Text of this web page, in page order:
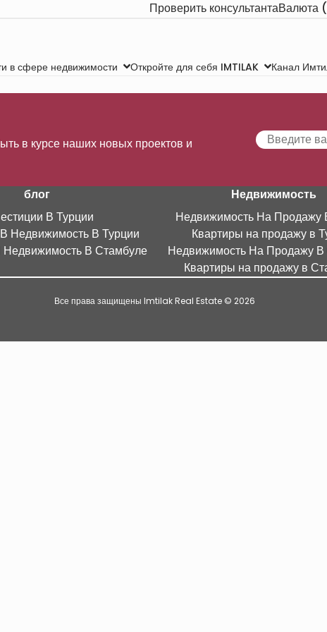
Проверить консультантаВалюта
в сфере недвижимости Откройте для себя IMTILAK Канал
в курсе наших новых проектов и
блог
В Турции
Недвижимость В Турции
Недвижимость В Стамбуле
Недвижимость
Недвижимость На Продажу
Квартиры на продажу в
Недвижимость На Продажу
Квартиры на продажу в
Все права защищены Imtilak Real Estate © 2026